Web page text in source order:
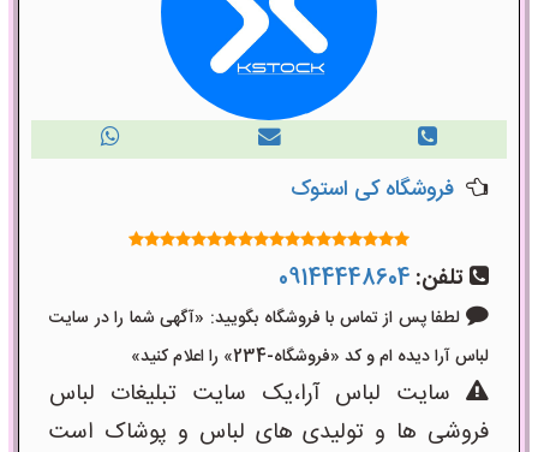
فروشگاه کی استوک
تلفن: 09144448604
لطفا پس از تماس با فروشگاه بگویید: «آگهی شما را در سایت
لباس آرا دیده ام و کد «فروشگاه-234» را اعلام کنید»
سایت لباس آرا،یک سایت تبلیغات لباس
فروشی ها و تولیدی های لباس و پوشاک است